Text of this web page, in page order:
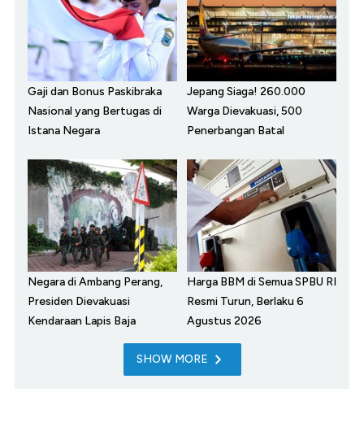
Gaji dan Bonus Paskibraka
Nasional yang Bertugas di
Istana Negara
Jepang Siaga! 260.000
Warga Dievakuasi, 500
Penerbangan Batal
Negara di Ambang Perang,
Presiden Dievakuasi
Kendaraan Lapis Baja
Harga BBM di Semua SPBU RI
Resmi Turun, Berlaku 6
Agustus 2026
SHOW MORE